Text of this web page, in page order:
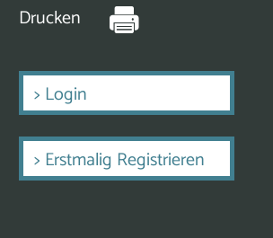
Drucken
> Login
> Erstmalig Registrieren